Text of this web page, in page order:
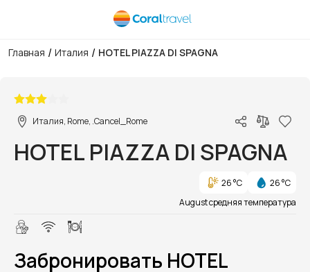
Главная / Италия / HOTEL PIAZZA DI SPAGNA
Италия, Rome, .Cancel_Rome
HOTEL PIAZZA DI SPAGNA
26 °C
26 °C
August средняя температура
Забронировать HOTEL